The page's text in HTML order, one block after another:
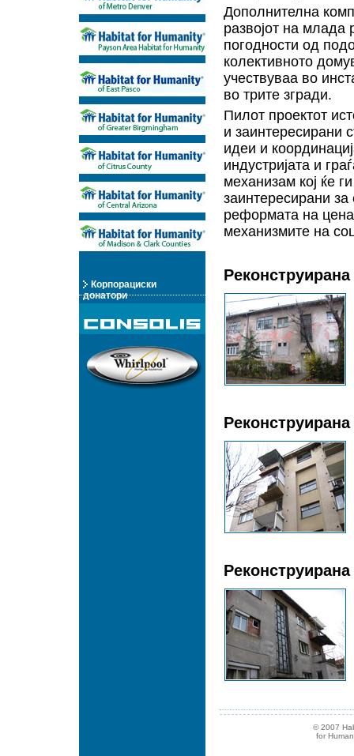
Корпорациски
донатори
Дополнителна
развојот на млада
погодности од
колективното
учествуваа во
во трите згради.
Пилот проектот
и заинтересирани
идеи и
индустријата и
механизам кој ќе
заинтересирани за
реформата на
механизмите на
© 2007
for